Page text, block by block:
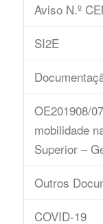
Aviso N.º
SI2E
OE201908/
mobilidade
Superior –
Outros
COVID-19